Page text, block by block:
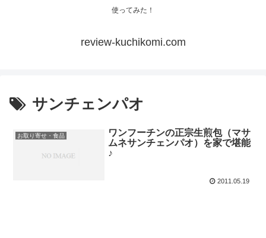
使ってみた！
review-kuchikomi.com
サンチェンパオ
お取り寄せ・食品
ワンフーチンの正宗生煎包（マサ
ムネサンチェンパオ）を家で堪能
♪
2011.05.19